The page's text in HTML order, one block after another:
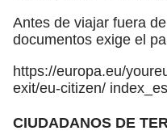
Antes de viajar fuera
documentos exige el
https://europa.eu/
exit/eu-citizen/
CIUDADANOS DE